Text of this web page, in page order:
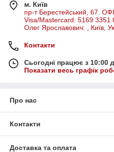
м. Київ
пр-т Берестейський, 67.
Visa/Mastercard: 5169
Олег Ярославович: , Київ,
Контакти
Сьогодні працює з 10:00
Показати весь графік
Про нас
Контакти
Доставка та оплата